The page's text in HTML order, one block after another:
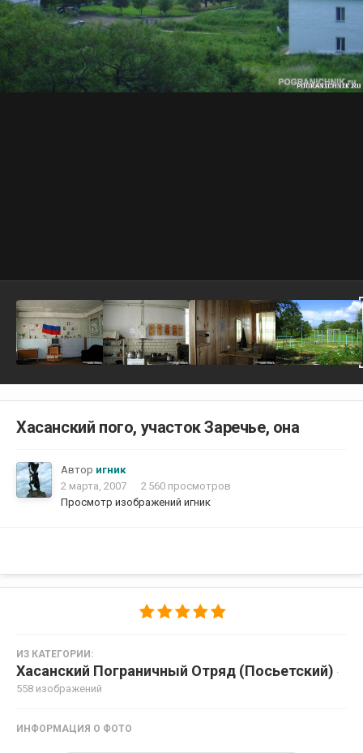
Хасанский пого, участок Заречье, она
Автор игник
2 марта, 2007
2 560 просмотров
Просмотр изображений игник
ИЗ КАТЕГОРИИ:
Хасанский Пограничный Отряд (Посьетский) ·
558 изображений
ИНФОРМАЦИЯ О ФОТО